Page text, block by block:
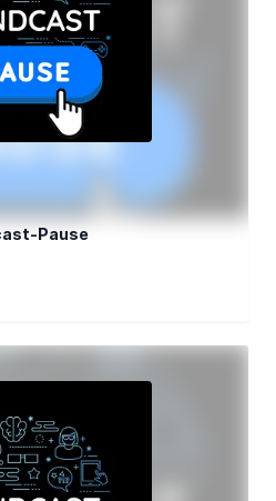
Pause